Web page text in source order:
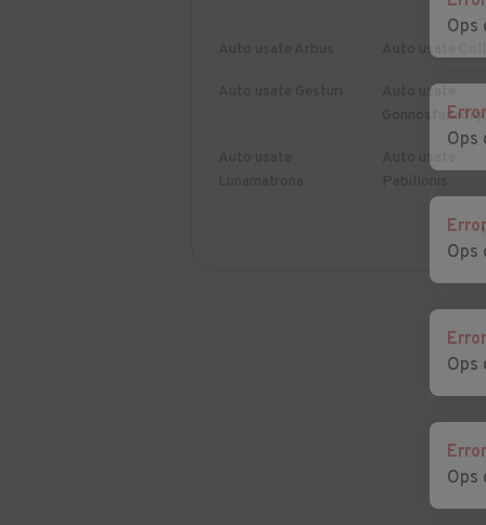
Auto usate
Auto usate
Auto usate
Auto usate
Ops
Error
Ops
Error
Ops
Error
Ops
Error
Ops